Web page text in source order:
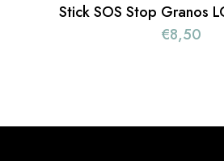
Stick SOS Stop Granos
€8,50